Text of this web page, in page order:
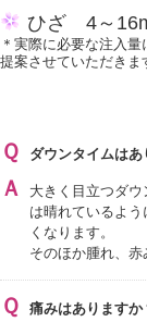
ひざ 4～
＊実際に必要な注入
提案させていただきま
Ｑ ダウンタイムはあ
Ａ
大きく目立つダ
は晴れているよ
くなります。
そのほか腫れ、赤
Ｑ 痛みはありますか